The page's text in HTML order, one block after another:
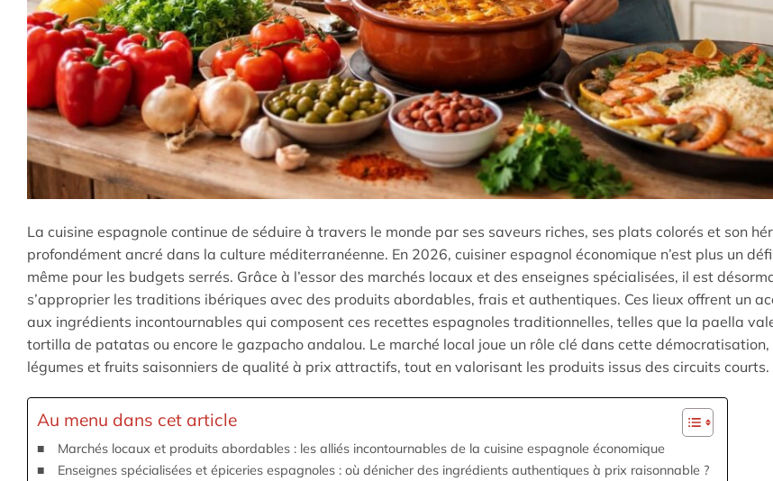
La cuisine espagnole continue de séduire à travers le monde par ses saveurs riches, ses plats colorés et son
profondément ancré dans la culture méditerranéenne. En 2026, cuisiner espagnol économique n’est plus un
même pour les budgets serrés. Grâce à l’essor des marchés locaux et des enseignes spécialisées, il est
s’approprier les traditions ibériques avec des produits abordables, frais et authentiques. Ces lieux offrent un
aux ingrédients incontournables qui composent ces recettes espagnoles traditionnelles, telles que la paella
tortilla de patatas ou encore le gazpacho andalou. Le marché local joue un rôle clé dans cette
légumes et fruits saisonniers de qualité à prix attractifs, tout en valorisant les produits issus des circuits courts.
Au menu dans cet article
Marchés locaux et produits abordables : les alliés incontournables de la cuisine espagnole économique
Enseignes spécialisées et épiceries espagnoles : où dénicher des ingrédients authentiques à prix raisonnable ?